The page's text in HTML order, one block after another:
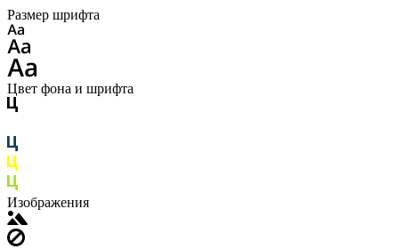
Размер шрифта
Цвет фона и шрифта
Изображения